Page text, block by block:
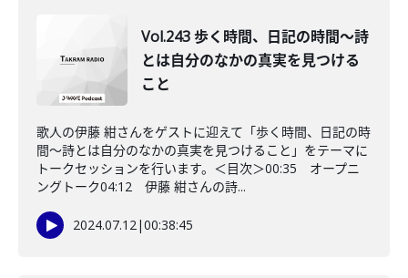
Vol.243 歩く時間、日記の時間〜詩
とは自分のなかの真実を見つける
こと
歌人の伊藤 紺さんをゲストに迎えて「歩く時間、日記の時
間〜詩とは自分のなかの真実を見つけること」をテーマに
トークセッションを行います。＜目次＞00:35 オープニ
ングトーク04:12 伊藤 紺さんの詩...
2024.07.12|00:38:45